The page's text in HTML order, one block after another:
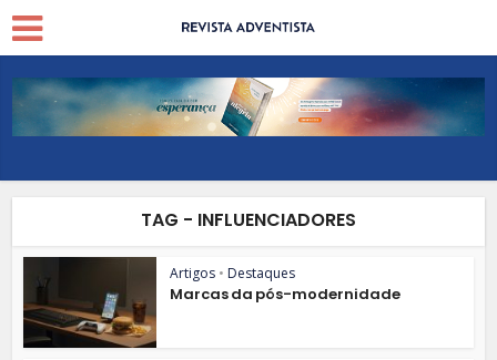
TAG - INFLUENCIADORES
Artigos • Destaques
Marcas da pós-modernidade